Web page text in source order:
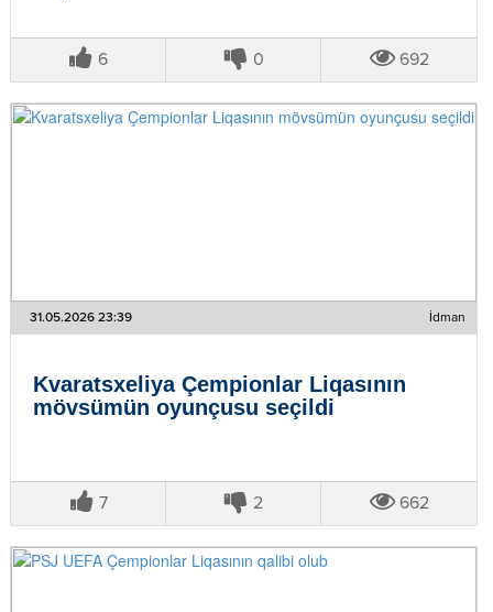
6 0 692
31.05.2026 23:39 İdman
Kvaratsxeliya Çempionlar Liqasının
mövsümün oyunçusu seçildi
7 2 662